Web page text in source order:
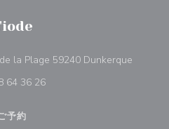
la Plage 59240 Dunkerque((新し
64 36 26
予約